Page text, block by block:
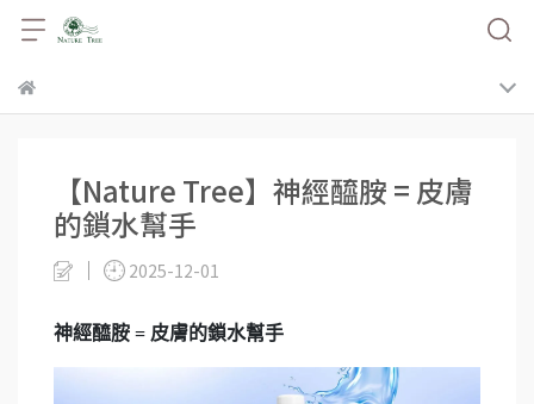
【Nature Tree】神經醯胺 = 皮膚
的鎖水幫手
2025-12-01
神經醯胺 = 皮膚的鎖水幫手